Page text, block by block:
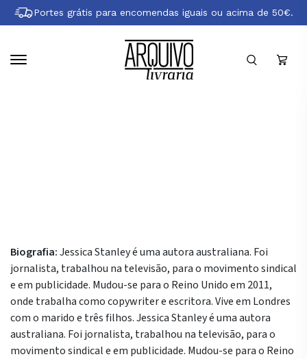
Pular
para
principal
Portes grátis para encomendas iguais ou acima de 50€.
Biografia:Jessica Stanley é uma autora australiana. Foi
jornalista, trabalhou na televisão, para o movimento sindical
e em publicidade. Mudou-se para o Reino Unido em 2011,
onde trabalha como copywriter e escritora. Vive em Londres
com o marido e três filhos. Jessica Stanley é uma autora
australiana. Foi jornalista, trabalhou na televisão, para o
movimento sindical e em publicidade. Mudou-se para o Reino